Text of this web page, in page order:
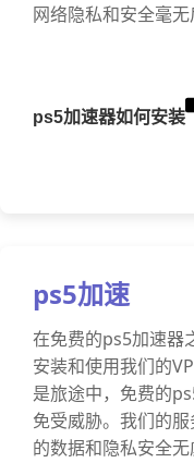
网络隐私和安全毫无
ps5加速器如何安装
ps5加速
在免费的ps5加速器
安装和使用我们的
是旅途中，免费的
免受威胁。我们的
的数据和隐私安全无